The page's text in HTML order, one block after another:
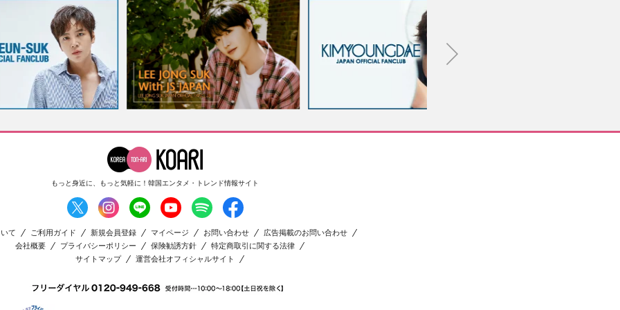
もっと身近に、もっと気軽に！ 韓国エンタメ・トレンド情報サイト
て ご利用ガイド 新規会員登録 マイページ お問い合わせ
広告掲載のお問い合わせ
会社概要
プライバシーポリシー 保険勧誘方針
特定商取引に関する法律
サイトマップ
運営会社オフィシャルサイト